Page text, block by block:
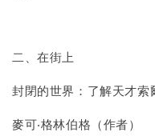
二、在街上
封閉的世界：了解天才索
麥可‧格林伯格（作者）